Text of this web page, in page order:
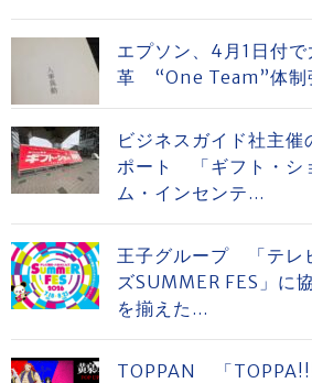
エプソン、4月1日付
革 “One Team”体制
ビジネスガイド社主催
ポート 「ギフト・シ
ム・インセンテ...
王子グループ 「テレ
ズSUMMER FES」に
を揃えた...
TOPPAN 「